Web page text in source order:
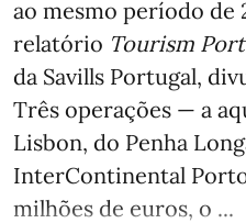
ao mesmo período de
relatório Tourism
da Savills Portugal,
Três operações — a
Lisbon, do Penha
InterContinental
milhões de euros, o ...